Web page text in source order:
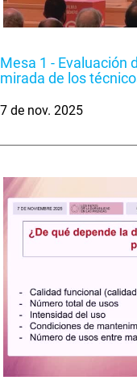
Mesa 1 - Evaluación
mirada de los
7 de nov. 2025